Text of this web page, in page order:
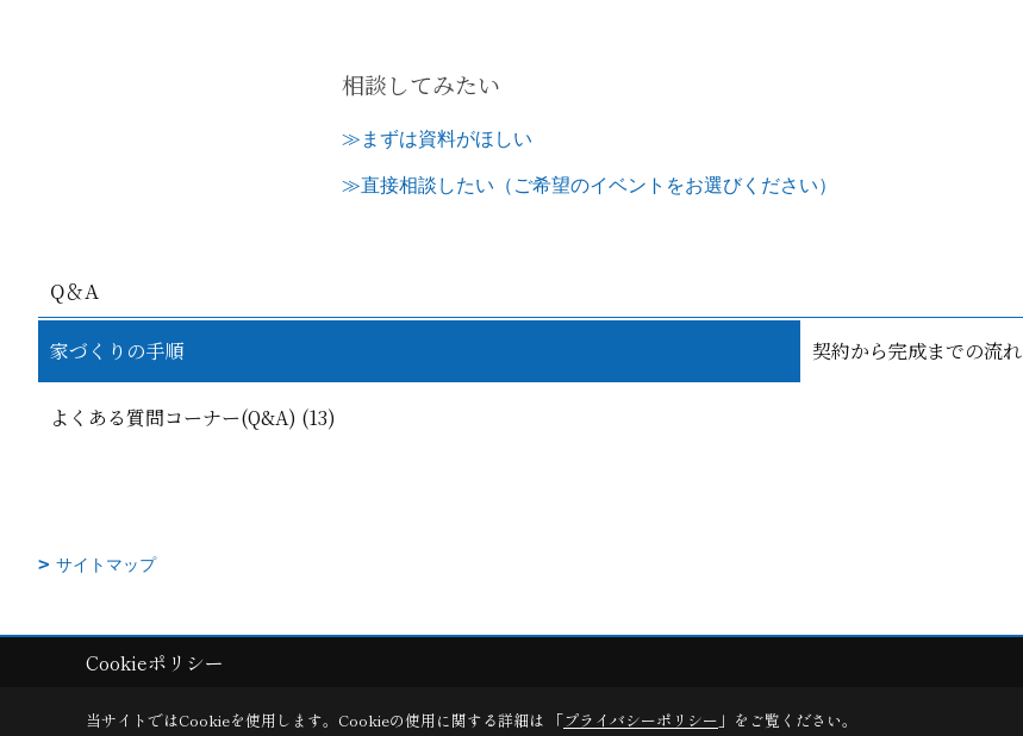
相談してみたい
≫まずは資料がほしい
≫直接相談したい（ご希望のイベントをお選びください）
Q＆A
家づくりの手順 契約から完成までの流れ
よくある質問コーナー(Q&A) (13)
サイトマップ
Copyright (c) AkitaRingyouHome. All Rights Reserved.
Cookieポリシー
当サイトではCookieを使用します。 Cookieの使用に関する詳細は 「プライバシーポリシー 」をご覧ください。